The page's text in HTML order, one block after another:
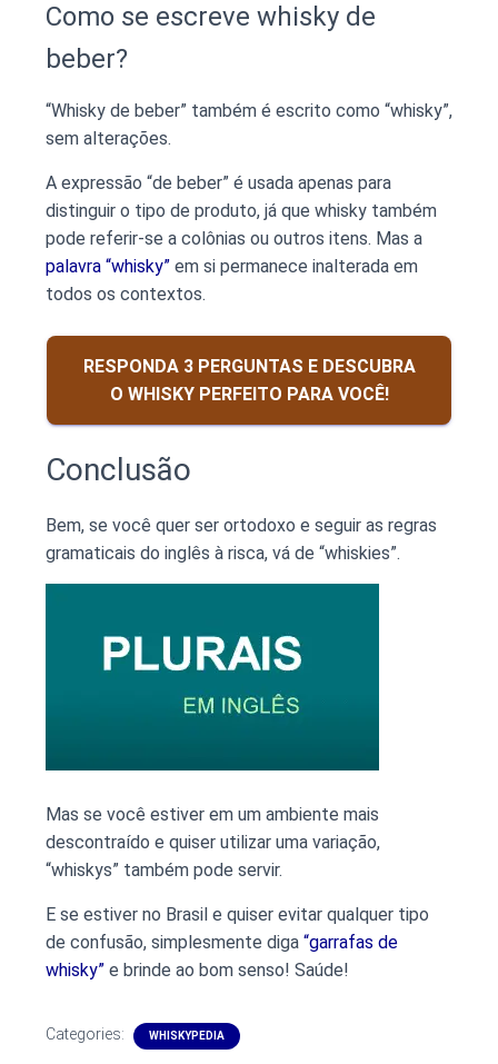
Como se escreve whisky de
beber?
“Whisky de beber” também é escrito como “whisky”,
sem alterações.
A expressão “de beber” é usada apenas para
distinguir o tipo de produto, já que whisky também
pode referir-se a colônias ou outros itens. Mas a
palavra “whisky” em si permanece inalterada em
todos os contextos.
RESPONDA 3 PERGUNTAS E DESCUBRA
O WHISKY PERFEITO PARA VOCÊ!
Conclusão
Bem, se você quer ser ortodoxo e seguir as regras
gramaticais do inglês à risca, vá de “whiskies”.
Mas se você estiver em um ambiente mais
descontraído e quiser utilizar uma variação,
“whiskys” também pode servir.
E se estiver no Brasil e quiser evitar qualquer tipo
de confusão, simplesmente diga “garrafas de
whisky” e brinde ao bom senso! Saúde!
Categories: WHISKYPEDIA